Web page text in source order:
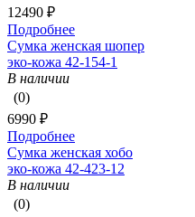
12490 ₽
Подробнее
Сумка женская шопер
эко-кожа 42-154-1
В наличии
(0)
6990 ₽
Подробнее
Сумка женская хобо
эко-кожа 42-423-12
В наличии
(0)